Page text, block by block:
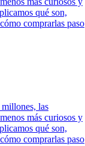
qué son,
comprarlas paso
las
más curiosos y
qué son,
comprarlas paso